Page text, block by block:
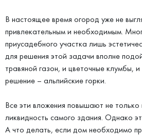
В настоящее время огород уже не
привлекательным и необходимым.
приусадебного участка лишь
для решения этой задачи вполне
травяной газон, и цветочные клумбы,
решение – альпийские горки.
Все эти вложения повышают не
ликвидность самого здания. Однако
А что делать, если дом необходимо